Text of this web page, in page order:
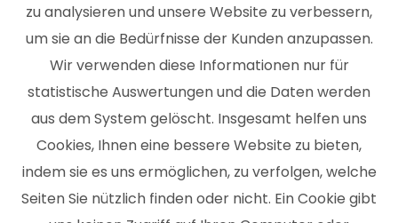
zu analysieren und unsere Website zu verbessern,
um sie an die Bedürfnisse der Kunden anzupassen.
Wir verwenden diese Informationen nur für
statistische Auswertungen und die Daten werden
aus dem System gelöscht. Insgesamt helfen uns
Cookies, Ihnen eine bessere Website zu bieten,
indem sie es uns ermöglichen, zu verfolgen, welche
Seiten Sie nützlich finden oder nicht. Ein Cookie gibt